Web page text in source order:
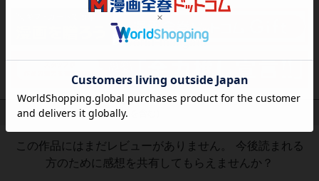
作品レビュー （関連商品を含む）
この作品にはまだレビューがありません。 今後読まれる
方のために感想を共有してもらえませんか？